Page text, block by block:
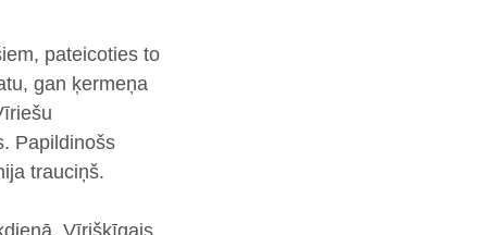
pateicoties to
gan ķermeņa
. Papildinošs
trauciņš.
. Vīrišķīgais